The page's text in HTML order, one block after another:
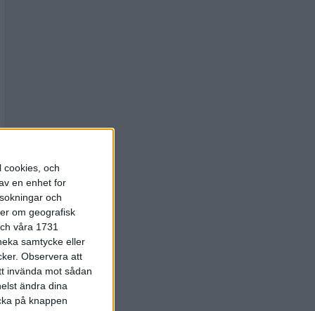
cookies, och
en enhet for
och
om geografisk
våra 1731
samtycke eller
Observera att
invända mot sådan
ändra dina
på knappen